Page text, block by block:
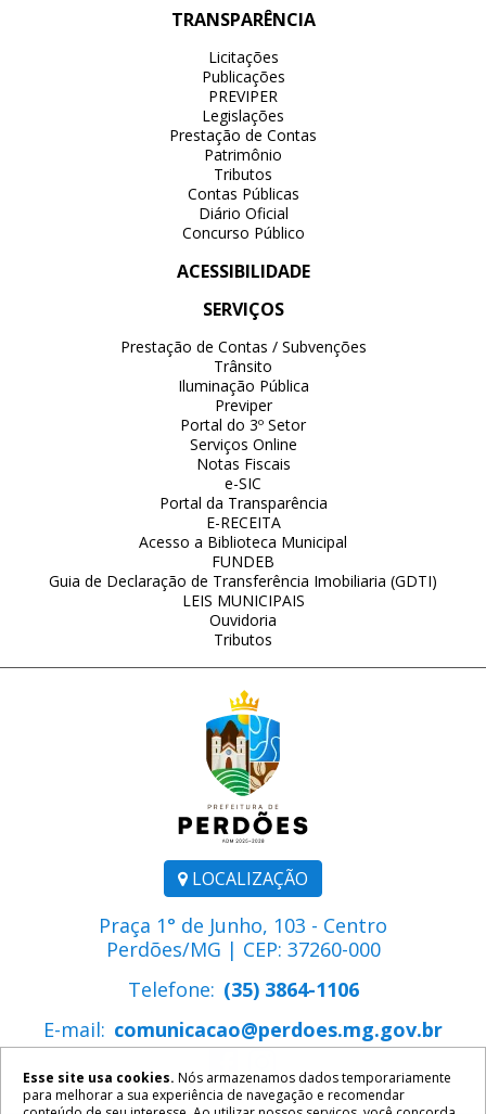
LOCALIZAÇÃO
Praça 1° de Junho, 103 - Centro
Perdões/MG | CEP: 37260-000
Telefone: (35) 3864-1106
E-mail: comunicacao@perdoes.mg.gov.br
TRANSPARÊNCIA
Licitações
Publicações
PREVIPER
Legislações
Prestação de Contas
Patrimônio
Tributos
Contas Públicas
Diário Oficial
Concurso Público
ACESSIBILIDADE
SERVIÇOS
Prestação de Contas / Subvenções
Trânsito
Iluminação Pública
Previper
Portal do 3º Setor
Serviços Online
Notas Fiscais
e-SIC
Portal da Transparência
E-RECEITA
Acesso a Biblioteca Municipal
FUNDEB
Guia de Declaração de Transferência Imobiliaria (GDTI)
LEIS MUNICIPAIS
Ouvidoria
Tributos
Esse site usa cookies. Nós armazenamos dados temporariamente
para melhorar a sua experiência de navegação e recomendar